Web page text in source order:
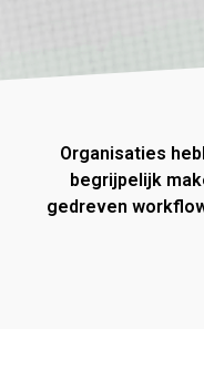
Organisaties
begrijpelijk
gedreven